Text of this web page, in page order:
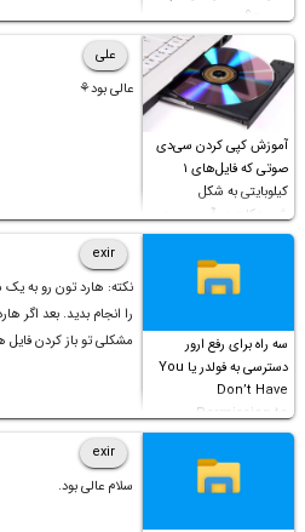
چیست؟
آموزش کپی کردن سی‌دی
صوتی که فایل‌های ۱
کیلوبایتی به شکل
شورت‌کات در آن موجود
است!
علی
عالی بود⚘
سه راه برای رفع ارور
دسترسی به فولدر یا You
Don’t Have
Permission to
Access this folder
exir
مشکلی تو باز کردن فایل
exir
سلام عالی بود.